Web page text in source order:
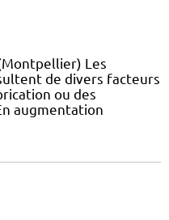
Les
de divers facteurs
ou des
augmentation